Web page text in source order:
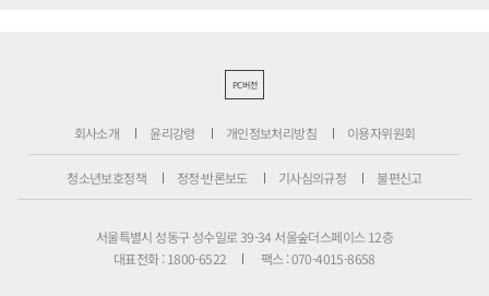
PC버전
회사소개 윤리강령 개인정보처리방침 이용자위원회
청소년보호정책 정정·반론보도 기사심의규정 불편신고
서울특별시 성동구 성수일로 39-34 서울숲더스페이스 12층
대표전화 : 1800-6522
팩스 : 070-4015-8658